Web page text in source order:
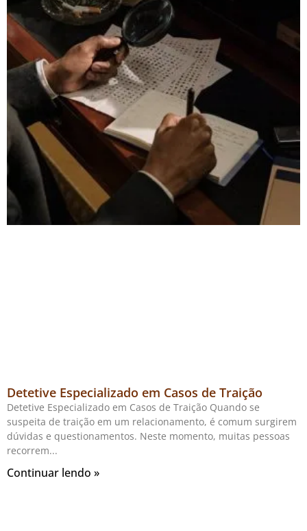
Detetive Especializado em Casos de Traição
Detetive Especializado em Casos de Traição Quando se
suspeita de traição em um relacionamento, é comum surgirem
dúvidas e questionamentos. Neste momento, muitas pessoas
recorrem
Continuar lendo »